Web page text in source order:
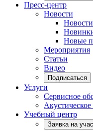
Пресс-центр
Новости
Новые
Мероприятия
Статьи
Видео
Подписаться
Услуги
Сервисное
Учебный центр
Заявка на